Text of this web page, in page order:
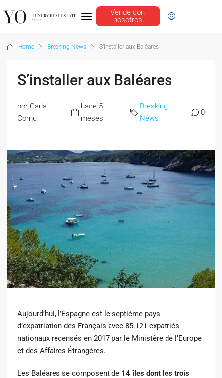
Vende con
nosotros
Home Breaking News S’installer aux Baléares
S’installer aux Baléares
por Carla
Cornu
hace 5
meses
Breaking
News
0
Aujourd’hui, l’Espagne est le septième pays
d’expatriation des Français avec 85.121 expatriés
nationaux recensés en 2017 par le Ministère de l’Europe
et des Affaires Étrangères.
Les Baléares se composent de 14 îles dont les trois